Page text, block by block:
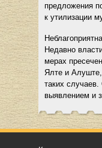
предложения
к утилизации
Недавно
мерах
Ялте и Алуште,
таких
выявлением и